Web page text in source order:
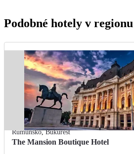
Podobné hotely v regionu
Rumunsko,Bukurešť
The Mansion Boutique Hotel